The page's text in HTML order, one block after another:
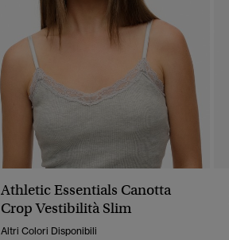
Athletic Essentials Canotta
Crop Vestibilità Slim
Altri Colori Disponibili